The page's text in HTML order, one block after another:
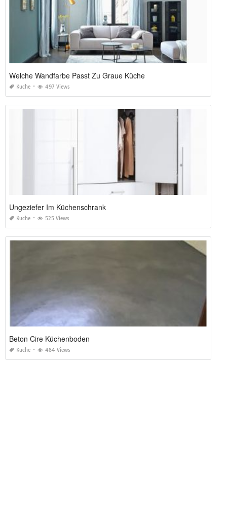
Welche Wandfarbe Passt Zu Graue Küche
Kuche 497 Views
Ungeziefer Im Küchenschrank
Kuche 525 Views
Beton Cire Küchenboden
Kuche 484 Views